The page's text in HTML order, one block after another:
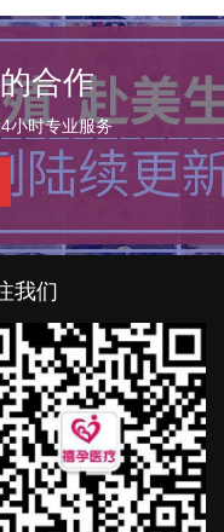
合作
小时专业服务
我们